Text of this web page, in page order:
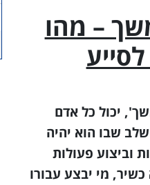
– מהו
יכול כל אדם
שבו הוא יהיה
וביצוע פעולות
מי יבצע עבורו